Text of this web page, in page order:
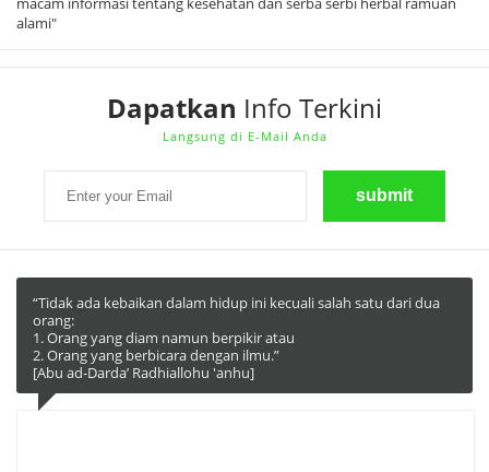
alami"
Dapatkan Info Terkini
Langsung di E-Mail Anda
“Tidak ada kebaikan dalam hidup ini kecuali salah satu dari dua
orang:
1. Orang yang diam namun berpikir atau
2. Orang yang berbicara dengan ilmu.”
[Abu ad-Darda’ Radhiallohu 'anhu]